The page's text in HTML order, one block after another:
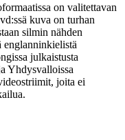
on valitettavan
kuva on turhan
silmin nähden
englanninkielistä
julkaistusta
Yhdysvalloissa
joita ei